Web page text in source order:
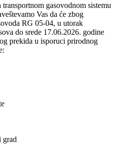
gasovodnom sistemu
Vas da će zbog
RG 05-04, u utorak
do srede 17.06.2026. godine
prekida u isporuci prirodnog
grad